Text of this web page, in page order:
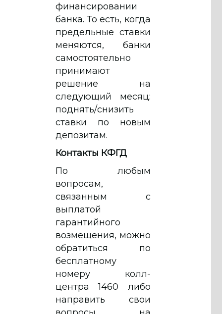
финансировании
банка. То есть, когда
предельные ставки
меняются, банки
самостоятельно
принимают
решение на
следующий месяц:
поднять/снизить
ставки по новым
депозитам.
Контакты КФГД
По любым
вопросам,
связанным с
выплатой
гарантийного
возмещения, можно
обратиться по
бесплатному
номеру колл-
центра 1460 либо
направить свои